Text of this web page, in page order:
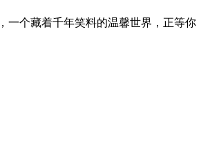
个藏着​​千年笑料​​的温馨世界，正等你